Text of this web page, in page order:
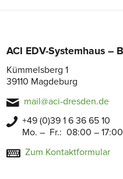
ACI EDV-Systemhaus –
Kümmelsberg 1
39110 Magdeburg
mail@aci-dresden.de
+49 (0)39 1 6 36 65 10
Mo. – Fr.: 08:00 –
Zum Kontaktformular